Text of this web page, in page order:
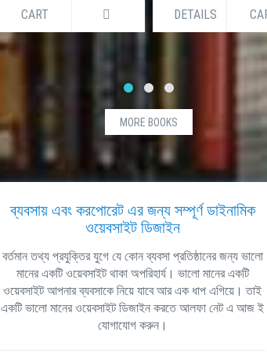
CART DETAILS
MORE BOOKS
ব্যবসায় এবং করপোরেট এর জন্য সম্পূর্ণ ডাইনামিক
ওয়েবসাইট ডিজাইন
বর্তমান তথ্য প্রযুক্তির যুগে যে কোন ব্যবসা প্রতিষ্ঠানের জন্য ভালো
মানের একটি ওয়েবসাইট থাকা অপরিহার্য। ভালো মানের একটি
ওয়েবসাইট আপনার ব্যবসাকে নিয়ে যাবে আর এক ধাপ এগিয়ে। তাই
একটি ভালো মানের ওয়েবসাইট ডিজাইন করতে আলফা নেট এ আজ ই
যোগাযোগ করুন।